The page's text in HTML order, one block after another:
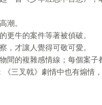
潮。
更牛的案件等著被偵破。
，才讓人覺得可敬可愛。
間的複雜感情線；每個案子
三叉戟》劇情中也有煽情